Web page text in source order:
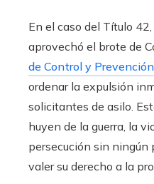
En el caso del Título
aprovechó el brote de
de Control y
ordenar la expulsión
solicitantes de asilo.
huyen de la guerra, la
persecución sin ningún
valer su derecho a la